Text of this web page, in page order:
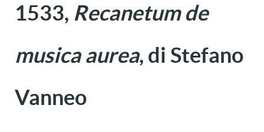
1533, Recanetum de
musica aurea, di Stefano
Vanneo